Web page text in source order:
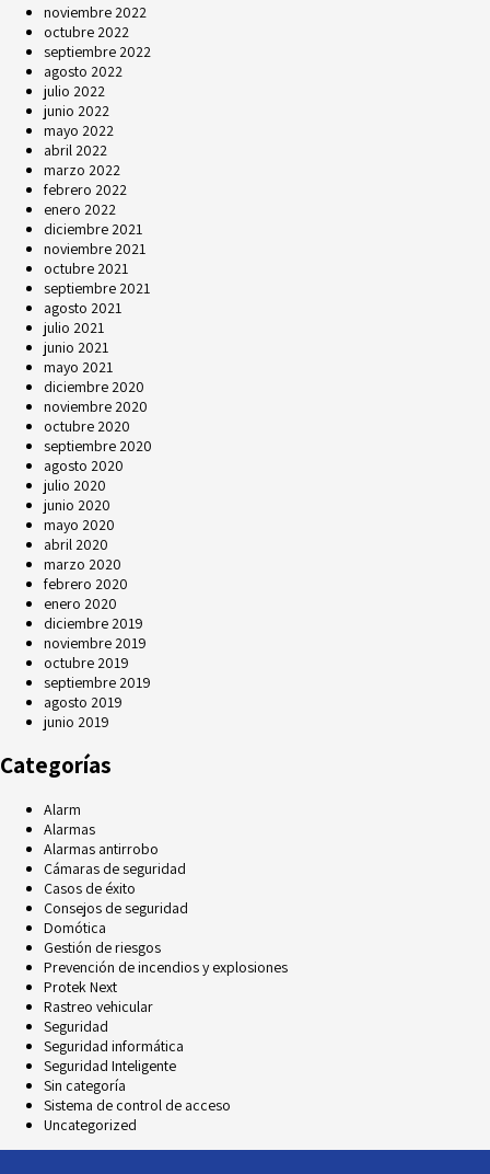
noviembre 2022
octubre 2022
septiembre 2022
agosto 2022
julio 2022
junio 2022
mayo 2022
abril 2022
marzo 2022
febrero 2022
enero 2022
diciembre 2021
noviembre 2021
octubre 2021
septiembre 2021
agosto 2021
julio 2021
junio 2021
mayo 2021
diciembre 2020
noviembre 2020
octubre 2020
septiembre 2020
agosto 2020
julio 2020
junio 2020
mayo 2020
abril 2020
marzo 2020
febrero 2020
enero 2020
diciembre 2019
noviembre 2019
octubre 2019
septiembre 2019
agosto 2019
junio 2019
Categorías
Alarm
Alarmas
Alarmas antirrobo
Cámaras de seguridad
Casos de éxito
Consejos de seguridad
Domótica
Gestión de riesgos
Prevención de incendios y explosiones
Protek Next
Rastreo vehicular
Seguridad
Seguridad informática
Seguridad Inteligente
Sin categoría
Sistema de control de acceso
Uncategorized